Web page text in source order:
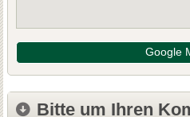
Google
Bitte um Ihren